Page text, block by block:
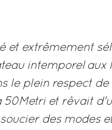
et extrêmement
intemporel aux
le plein respect de
50Metri et rêvait
des modes